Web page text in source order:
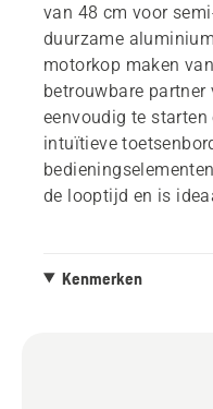
van 48 cm voor
duurzame
motorkop maken
betrouwbare partner
eenvoudig te
intuïtieve
de looptijd en is
weelderig en hoog
Kenmerken